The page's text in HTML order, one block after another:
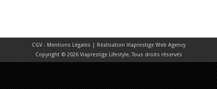
CGV - Mentions Légales | Réalisation Viaprestige Web Agency
Copyright © 2026 Viaprestige Lifestyle, Tous droits réservés